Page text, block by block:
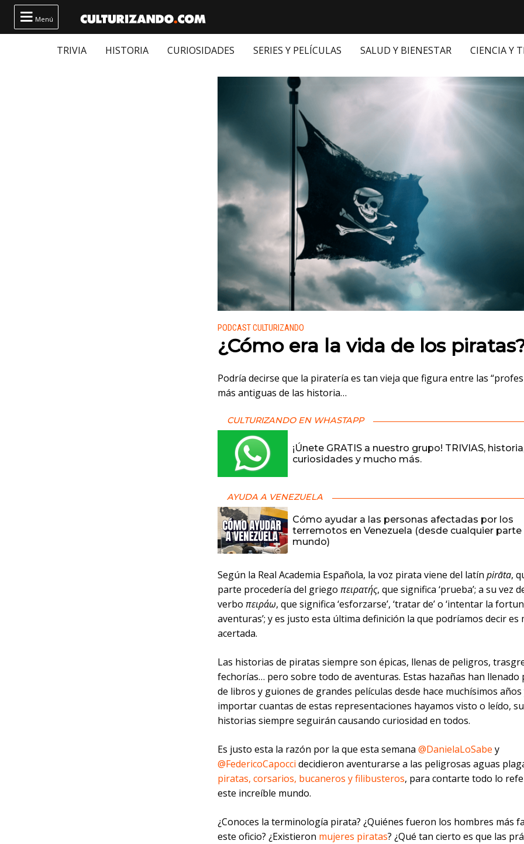
 Menú
TRIVIA HISTORIA CURIOSIDADES SERIES Y PELÍCULAS SALUD Y BIENESTAR CIENCIA Y
Publicado en:
PODCAST CULTURIZANDO
¿Cómo era la vida de los
Podría decirse que la piratería es tan vieja que figura entre las
más antiguas de las historia…
CULTURIZANDO EN WHASTAPP
¡Únete GRATIS a nuestro grupo! TRIVIAS,
curiosidades y mucho más.
AYUDA A VENEZUELA
Cómo ayudar a las personas afectadas por los
terremotos en Venezuela (desde cualquier parte
mundo)
Según la Real Academia Española, la voz pirata viene del latín pirāta,
parte procedería del griego πειρατής, que significa ‘prueba’; a su vez
verbo πειράω, que significa ‘esforzarse’, ‘tratar de’ o ‘intentar la
aventuras’; y es justo esta última definición la que podríamos decir es
acertada.
Las historias de piratas siempre son épicas, llenas de peligros,
fechorías… pero sobre todo de aventuras. Estas hazañas han llenado
de libros y guiones de grandes películas desde hace muchísimos años
importar cuantas de estas representaciones hayamos visto o leído,
historias siempre seguirán causando curiosidad en todos.
Es justo esta la razón por la que esta semana @DanielaLoSabe y
@FedericoCapocci decidieron aventurarse a las peligrosas aguas
piratas, corsarios, bucaneros y filibusteros, para contarte todo lo
este increíble mundo.
¿Conoces la terminología pirata? ¿Quiénes fueron los hombres más
este oficio? ¿Existieron mujeres piratas? ¿Qué tan cierto es que las